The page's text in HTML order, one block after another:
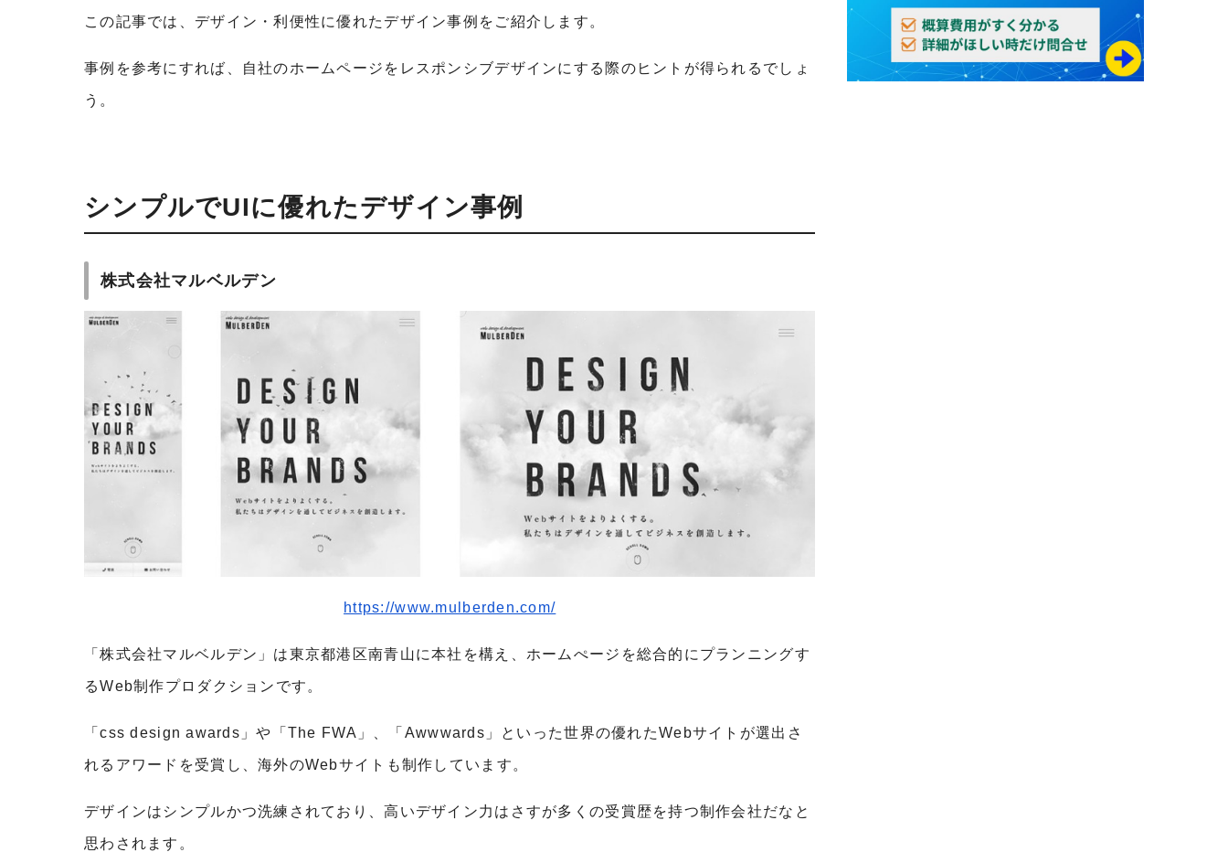
この記事では、デザイン・利便性に優れたデザイン事例をご紹介します。
事例を参考にすれば、自社のホームページをレスポンシブデザインにする際のヒントが得られるでしょ
う。
シンプルでUIに優れたデザイン事例
株式会社マルベルデン
https://www.mulberden.com/
「株式会社マルベルデン」は東京都港区南青山に本社を構え、ホームぺージを総合的にプランニングす
るWeb制作プロダクションです。
「css design awards」や「The FWA」、「Awwwards」といった世界の優れたWebサイトが選出さ
れるアワードを受賞し、海外のWebサイトも制作しています。
デザインはシンプルかつ洗練されており、高いデザイン力はさすが多くの受賞歴を持つ制作会社だなと
思わされます。